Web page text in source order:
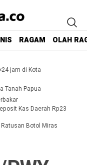
RAGAM OLAH
jam di Kota
Tanah Papua
Kas Daerah Rp23
Botol Miras